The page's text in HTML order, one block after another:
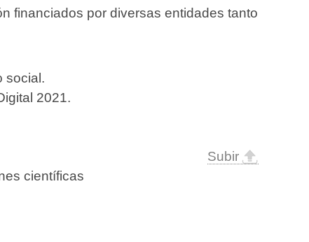
financiados por diversas entidades tanto
social.
2021.
Subir
científicas